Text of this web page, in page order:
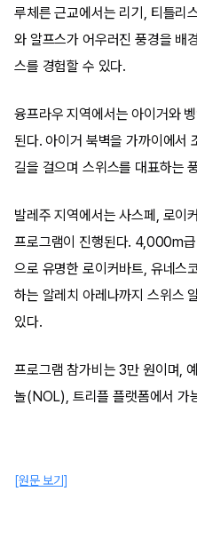
루체른 근교에서는 리기, 티틀리
와 알프스가 어우러진 풍경을 배
스를 경험할 수 있다.
융프라우 지역에서는 아이거와
된다. 아이거 북벽을 가까이에서
길을 걸으며 스위스를 대표하는
발레주 지역에서는 사스페, 로이
프로그램이 진행된다. 4,000m
으로 유명한 로이커바트, 유네스
하는 알레치 아레나까지 스위스
있다.
프로그램 참가비는 3만 원이며,
놀(NOL), 트리플 플랫폼에서 가
[원문 보기]